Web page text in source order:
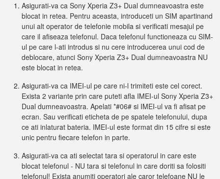
Asigurati-va ca Sony Xperia Z3+ Dual dumneavoastra este
blocat in retea. Pentru aceasta, introduceti un SIM apartinand
unui alt operator de telefonie mobila si verificati mesajul pe
care il afiseaza telefonul. Daca telefonul functioneaza cu SIM-
ul pe care l-ati introdus si nu cere introducerea unui cod de
deblocare, atunci Sony Xperia Z3+ Dual dumneavoastra NU
este blocat in retea.
Asigurati-va ca IMEI-ul pe care ni-l trimiteti este cel corect.
Exista 2 variante prin care puteti afla IMEI-ul Sony Xperia Z3+
Dual dumneavoastra. Apelati *#06# si IMEI-ul va fi afisat pe
ecran. Sau verificati eticheta de pe spatele telefonului, dupa
ce ati inlaturat bateria. IMEI-ul este format din 15 cifre si este
unic pentru fiecare telefon in parte.
Asigurati-va ca ati selectat tara si operatorul in care este
blocat telefonul - NU tara si telefonul in care doriti sa folositi
telefonul! Exista anumiti operatori ale caror telefoane NU le